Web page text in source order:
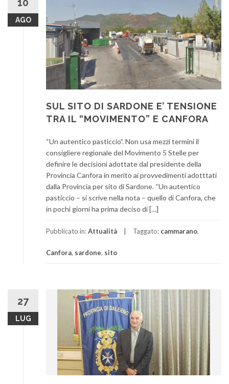
AGO
SUL SITO DI SARDONE E’ TENSIONE
TRA IL “MOVIMENTO” E CANFORA
“Un autentico pasticcio”. Non usa mezzi termini il
consigliere regionale del Movimento 5 Stelle per
definire le decisioni adottate dal presidente della
Provincia Canfora in merito ai provvedimenti adotttati
dalla Provincia per sito di Sardone. “Un autentico
pasticcio – si scrive nella nota – quello di Canfora, che
in pochi giorni ha prima deciso di […]
Pubblicato in:Attualità Taggato: cammarano,
Canfora, sardone, sito
27
LUG